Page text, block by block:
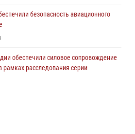
безопасность авиационного
обеспечили силовое сопровождение
расследования серии